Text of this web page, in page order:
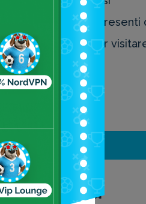
dove sono presenti
periodo migliore per
e località